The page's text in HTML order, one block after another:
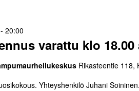
varattu klo 18.00
-20:00
Rikasteentie 118,
Yhteyshenkilö Juhani Soininen.